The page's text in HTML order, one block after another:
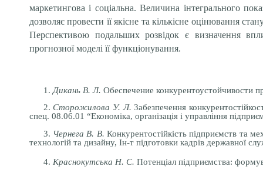
маркетингова і соціальна. Величина інтегрального
дозволяє провести її якісне та кількісне оцінювання
Перспективою подальших розвідок є визначення
прогнозної моделі її функціонування.
1. Дикань В. Л. Обеспечение
2.Сторожилова У. Л.Забезпечення
спец. 08.06.01 “Економіка, організація і управління
3. Чернега В. В. Конкурентостійкість підприємств та
технологій та дизайну, Ін-т підготовки кадрів державної
4. Краснокутська Н. С. Потенціал підприємства: